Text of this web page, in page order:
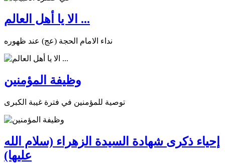
الا يا أهل العالم ...
نداء الامام الحجة (عج) عند ظهوره
وظيفة المؤمنين
توصية للمؤمنين في فترة غيبة الكبرى
إحياء ذكرى شهادة السيدة الزهراء (سلام الله
عليها)